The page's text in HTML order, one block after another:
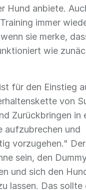
Hund anbiete.
immer
sie merke,
wie
für den Einstieg
von
Zurückbringen in
aufzubrechen und
vorzugehen."
sein, den
und sich den
lassen. Das sollte